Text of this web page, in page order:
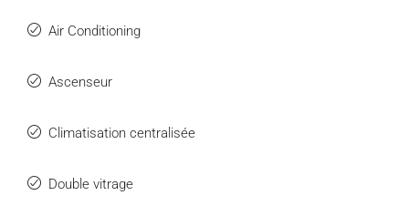
Air Conditioning
Ascenseur
Climatisation centralisée
Double vitrage